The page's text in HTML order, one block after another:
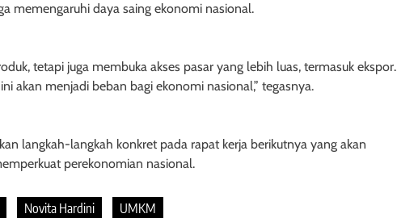
memengaruhi daya saing ekonomi nasional.
tetapi juga membuka akses pasar yang lebih luas, termasuk ekspor.
akan menjadi beban bagi ekonomi nasional,” tegasnya.
langkah-langkah konkret pada rapat kerja berikutnya yang akan
perekonomian nasional.
Novita Hardini UMKM